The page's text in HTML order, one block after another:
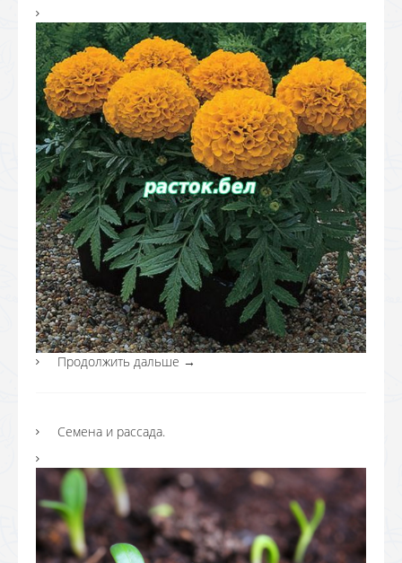
Продолжить дальше →
Семена и рассада.